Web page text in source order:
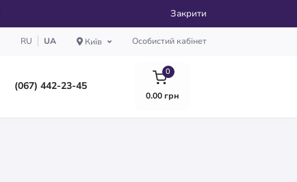
Закрити
RU UA Київ Особистий кабінет
(067) 442-23-45
0
0.00 грн